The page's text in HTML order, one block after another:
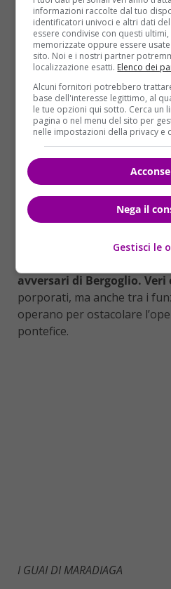
Papa Francesco con il
I NEMICI DI FRANCESCO
Spirito Santo, nonostante gli
stava soffiando sulla
unacordata anti Bergoglio
certo apparire come una
anche dentro il Vaticano,
l’elezione a Papa di un
con la linea di Joseph
affermazioni che oggi, a 5
Francesco appaiono
avversari di Bergoglio.
porporati, ma anche tra i
operano per ostacolare
pontefice.
I GUAI DI MARADIAGA
informazioni raccolte dal tuo
identificatori univoci e altri dati
essere condivise con questi
memorizzate oppure essere
sito. Noi e i nostri partner
localizzazione esatti. Elenco dei
Alcuni fornitori potrebbero
base dell'interesse legittimo, al
le tue opzioni qui sotto. Cerca un
pagina o nel menu del sito per
nelle impostazioni della privacy e
Nega il
Gestisci le